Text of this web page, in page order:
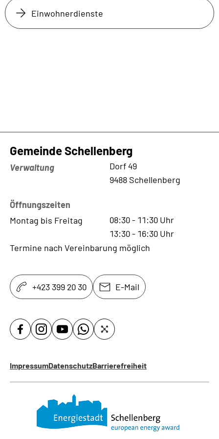
Einwohnerdienste
Gemeinde Schellenberg
Verwaltung
Dorf 49
9488 Schellenberg
Öffnungszeiten
Montag bis Freitag
08:30- 11:30 Uhr
13:30- 16:30 Uhr
Termine nach Vereinbarung möglich
+423 399 20 30 E-Mail
ImpressumDatenschutzBarrierefreiheit